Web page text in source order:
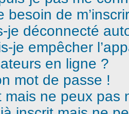
besoin de
je déconnecté
je empêcher
en ligne ?
mot de passe !
mais ne peux pas